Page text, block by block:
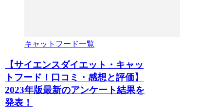
キャットフード一覧
【サイエンスダイエット・キャッ
トフード！口コミ・感想と評価】
2023年版最新のアンケート結果を
発表！